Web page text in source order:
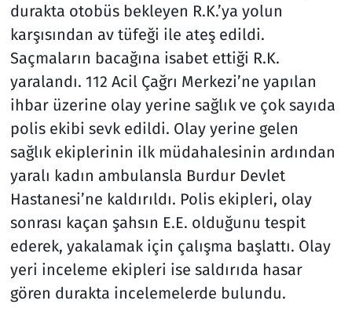
durakta otobüs bekleyen R.K.’ya yolun
karşısından av tüfeği ile ateş edildi.
Saçmaların bacağına isabet ettiği R.K.
yaralandı. 112 Acil Çağrı Merkezi’ne yapılan
ihbar üzerine olay yerine sağlık ve çok sayıda
polis ekibi sevk edildi. Olay yerine gelen
sağlık ekiplerinin ilk müdahalesinin ardından
yaralı kadın ambulansla Burdur Devlet
Hastanesi’ne kaldırıldı. Polis ekipleri, olay
sonrası kaçan şahsın E.E. olduğunu tespit
ederek, yakalamak için çalışma başlattı. Olay
yeri inceleme ekipleri ise saldırıda hasar
gören durakta incelemelerde bulundu.